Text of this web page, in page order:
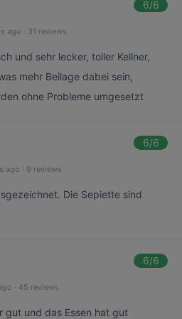
6/6
ago · 31 reviews
und sehr lecker, toller Kellner,
mehr Beilage dabei sein,
ohne Probleme umgesetzt
6/6
ago · 9 reviews
Die Sepiette sind
6/6
· 45 reviews
gut und das Essen hat gut